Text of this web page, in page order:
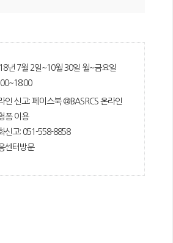
년 7월 2일~10월 30일 월~금요일
인 신고: 페이스북 @BASRCS 온라인
폼 이용
신고: 051-558-8858
센터방문